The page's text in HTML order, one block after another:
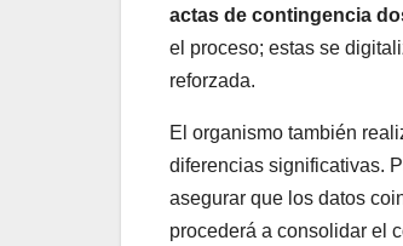
actas de contingencia
el proceso; estas se
reforzada.
El organismo también
diferencias significativas.
asegurar que los datos
procederá a consolidar el